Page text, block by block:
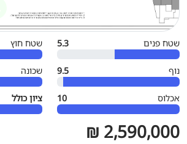
שטח פנים 5.3 שטח חוץ
נוף 9.5 שכונה
אכלוס 10 ציון כולל
2,590,000 ₪